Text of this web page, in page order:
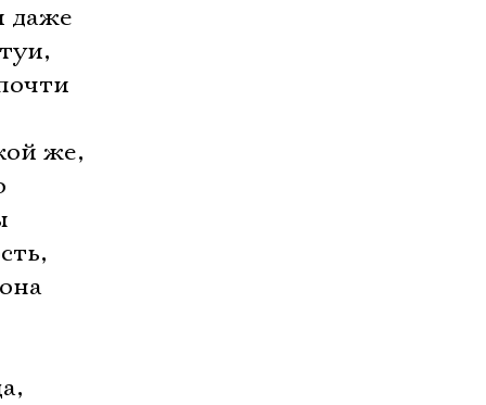
даже
же,